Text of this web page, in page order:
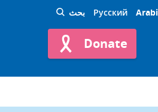
Русский بحث
Donate